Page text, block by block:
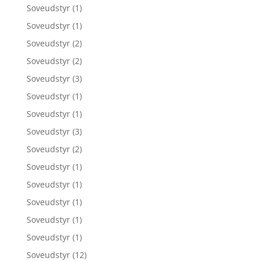
Soveudstyr (1)
Soveudstyr (1)
Soveudstyr (2)
Soveudstyr (2)
Soveudstyr (3)
Soveudstyr (1)
Soveudstyr (1)
Soveudstyr (3)
Soveudstyr (2)
Soveudstyr (1)
Soveudstyr (1)
Soveudstyr (1)
Soveudstyr (1)
Soveudstyr (1)
Soveudstyr (12)